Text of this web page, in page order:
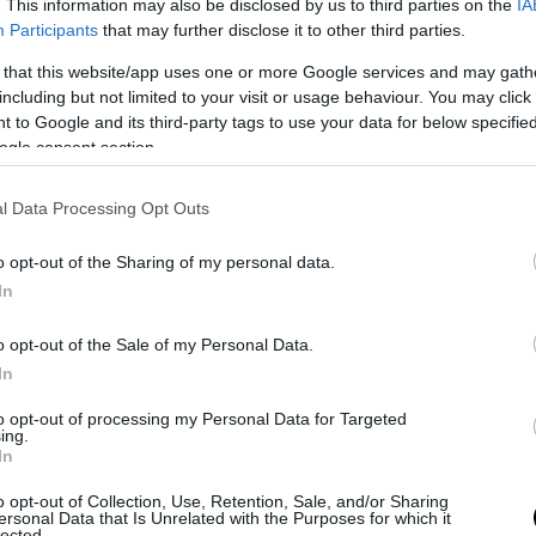
This information may also be disclosed by us to third parties on the
Participants that may further disclose it to other third parties.
that this website/app uses one or more Google services and may
but not limited to your visit or usage behaviour. You may
to Google and its third-party tags to use your data for below
consent section.
Data Processing Opt Outs
opt-out of the Sharing of my personal data.
opt-out of the Sale of my Personal Data.
opt-out of processing my Personal Data for Targeted
opt-out of Collection, Use, Retention, Sale, and/or Sharing
Data that Is Unrelated with the Purposes for which it
chic di Capalbio (e il
vogliono rifugiati in
Nicola Mattei 13 Agosto 2016
Capalbio (Gr), 13 ago – Da capitale dei
soprattutto, della sinistra radical chic,
Cinesi e Pd: il caso
distruggendo il calcio
Pavia, 10 ago – Pavia è una bellissima
situata a meno di quaranta chilometri